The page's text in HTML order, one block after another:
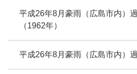
平成26年8月豪雨（広島市内）
（1962年）
平成26年8月豪雨（広島市内）